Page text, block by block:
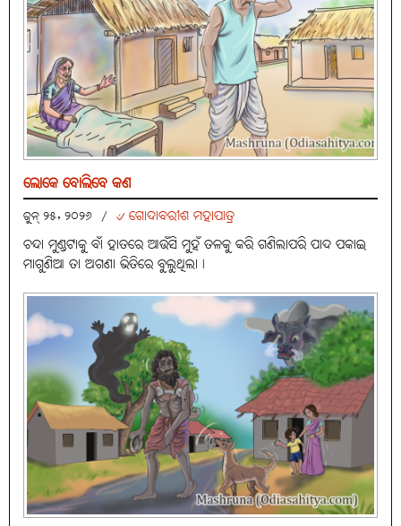
ଲୋକେ ବୋଲିବେ କଣ
ଜୁନ୍ ୨୫, ୨୦୨୬ / ୰ ଗୋଦାବରୀଶ ମହାପାତ୍ର
ଚନ୍ଦା ମୁଣ୍ଡଟାକୁ ବାଁ ହାତରେ ଆଉଁସି ମୁହଁ ତଳକୁ କରି ଗଣିଲାପରି ପାଦ ପକାଇ
ମାଗୁଣିଆ ତା ଅଗଣା ଭିତିରେ ବୁଲୁଥିଲା।